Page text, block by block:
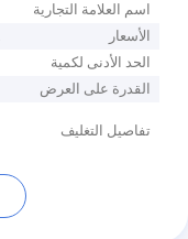
اسم العلامة التجارية
الأسعار
الحد الأدنى لكمية
القدرة على العرض
تفاصيل التغليف